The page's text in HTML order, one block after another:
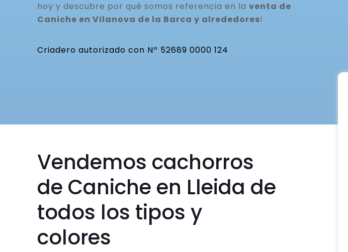
hoy y descubre por qué somos referencia en la venta de
Caniche en Vilanova de la Barca y alrededores!
Criadero autorizado con Nº 52689 0000 124
Vendemos cachorros
de Caniche en Lleida de
todos los tipos y
colores